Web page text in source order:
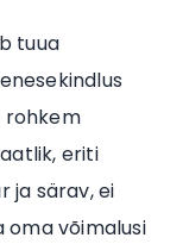
tuua
rohkem
eriti
ja särav, ei
oma võimalusi